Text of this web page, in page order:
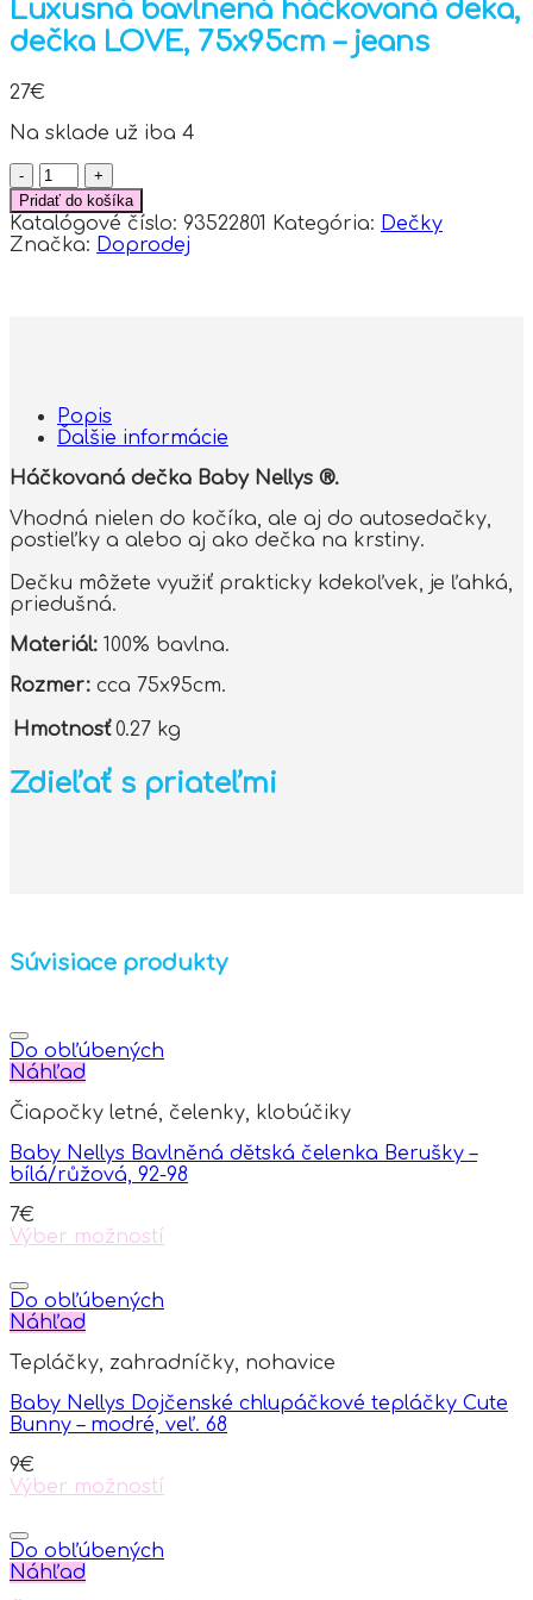
Luxusná bavlnená háčkovaná deka,
dečka LOVE, 75x95cm – jeans
27€
Na sklade už iba 4
množstvo
Luxusná
bavlnená
háčkovaná
deka,
Pridať do košíka
Katalógové číslo: 93522801 Kategória: Dečky
Značka: Doprodej
Popis
Ďalšie informácie
Háčkovaná dečka Baby Nellys ®.
Vhodná nielen do kočíka, ale aj do autosedačky,
postieľky a alebo aj ako dečka na krstiny.
Dečku môžete využiť prakticky kdekoľvek, je ľahká,
priedušná.
Materiál: 100% bavlna.
Rozmer: cca 75x95cm.
Hmotnosť 0.27 kg
Zdieľať s priateľmi
Súvisiace produkty
Do obľúbených
Náhľad
Čiapočky letné, čelenky, klobúčiky
Baby Nellys Bavlněná dětská čelenka Berušky –
bílá/růžová, 92-98
7€
Výber možností
product
has
multiple
The
may
be
on
the
page
Do obľúbených
Náhľad
Tepláčky, zahradníčky, nohavice
Baby Nellys Dojčenské chlupáčkové tepláčky Cute
Bunny – modré, veľ. 68
9€
Výber možností
product
has
multiple
Do obľúbených
Náhľad